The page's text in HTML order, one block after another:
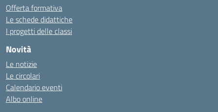
Offerta formativa
Le schede didattiche
I progetti delle classi
Novità
Le notizie
Le circolari
Calendario eventi
Albo online